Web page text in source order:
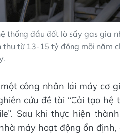
thống đầu đốt lò sấy gas gia
thu từ 13-15 tỷ đồng mỗi năm
công nhân lái máy cơ
cứu đề tài “Cải tạo hệ
Sau khi thực hiện
máy hoạt động ổn định,